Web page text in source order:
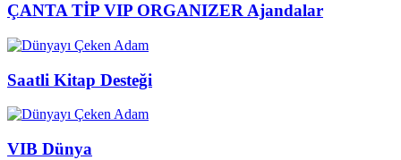
ÇANTA TİP VIP ORGANIZER Ajandalar
Saatli Kitap Desteği
VIB Dünya